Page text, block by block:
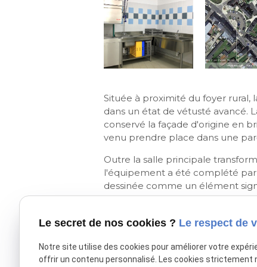
Située à proximité du foyer rural,
dans un état de vétusté avancé.
conservé la façade d'origine en
venu prendre place dans une
Outre la salle principale
l'équipement a été complété
dessinée comme un élément
depuis la rue, un nouveau hall
aménagés, avec celliers pour les
Le secret de nos cookies ? Le respect de
Notre site utilise des cookies pour améliorer votre
offrir un contenu personnalisé. Les cookies strictement